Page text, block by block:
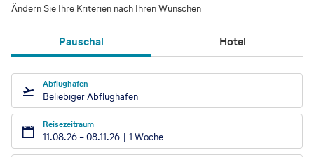
Ändern Sie Ihre Kriterien nach Ihren Wünschen
Pauschal Hotel
Abflughafen
Beliebiger Abflughafen
Reisezeitraum
11.08.26 –08.11.26 1 Woche